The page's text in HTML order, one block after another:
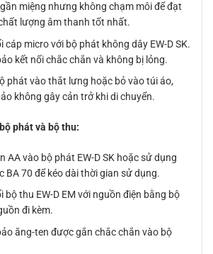
miệng nhưng không chạm môi để đạt
lượng âm thanh tốt nhất.
cáp micro với bộ phát không dây EW-D SK.
kết nối chắc chắn và không bị lỏng.
phát vào thắt lưng hoặc bỏ vào túi áo,
không gây cản trở khi di chuyển.
phát và bộ thu:
AA vào bộ phát EW-D SK hoặc sử dụng
BA 70 để kéo dài thời gian sử dụng.
bộ thu EW-D EM với nguồn điện bằng bộ
đi kèm.
ăng-ten được gắn chắc chắn vào bộ